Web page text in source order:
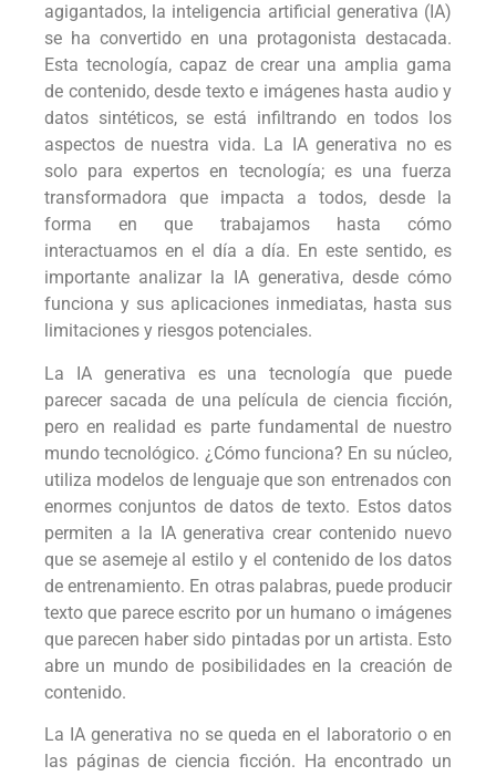
agigantados, la inteligencia artificial generativa (IA)
se ha convertido en una protagonista destacada.
Esta tecnología, capaz de crear una amplia gama
de contenido, desde texto e imágenes hasta audio y
datos sintéticos, se está infiltrando en todos los
aspectos de nuestra vida. La IA generativa no es
solo para expertos en tecnología; es una fuerza
transformadora que impacta a todos, desde la
forma en que trabajamos hasta cómo
interactuamos en el día a día. En este sentido, es
importante analizar la IA generativa, desde cómo
funciona y sus aplicaciones inmediatas, hasta sus
limitaciones y riesgos potenciales.
La IA generativa es una tecnología que puede
parecer sacada de una película de ciencia ficción,
pero en realidad es parte fundamental de nuestro
mundo tecnológico. ¿Cómo funciona? En su núcleo,
utiliza modelos de lenguaje que son entrenados con
enormes conjuntos de datos de texto. Estos datos
permiten a la IA generativa crear contenido nuevo
que se asemeje al estilo y el contenido de los datos
de entrenamiento. En otras palabras, puede producir
texto que parece escrito por un humano o imágenes
que parecen haber sido pintadas por un artista. Esto
abre un mundo de posibilidades en la creación de
contenido.
La IA generativa no se queda en el laboratorio o en
las páginas de ciencia ficción. Ha encontrado un